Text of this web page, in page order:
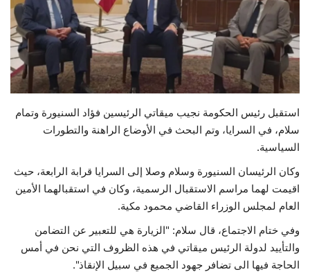
فيديو
حياة
استقبل رئيس الحكومة نجيب ميقاتي الرئيسين فؤاد السنيورة وتمام
سلام، في السرايا، وتم البحث في الأوضاع الراهنة والتطورات
السياسية.
وكان الرئيسان السنيورة وسلام وصلا إلى السرايا قرابة الرابعة، حيث
اقيمت لهما مراسم الاستقبال الرسمية، وكان في استقبالهما الأمين
العام لمجلس الوزراء القاضي محمود مكية.
وفي ختام الاجتماع، قال سلام: "الزيارة هي للتعبير عن التضامن
والتأييد لدولة الرئيس ميقاتي في هذه الظروف التي نحن في أمس
الحاجة فيها الى تضافر جهود الجميع في سبيل الإنقاذ".